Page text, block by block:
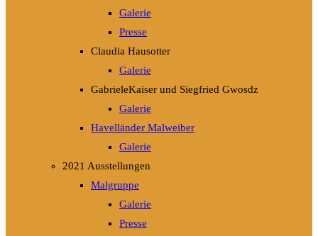
Galerie
Presse
Claudia Hausotter
Galerie
GabrieleKaiser und Siegfried Gwosdz
Galerie
Havelländer Malweiber
Galerie
2021 Ausstellungen
Malgruppe
Galerie
Presse